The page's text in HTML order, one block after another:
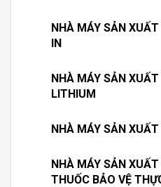
NHÀ MÁY SẢN
IN
NHÀ MÁY SẢN
LITHIUM
NHÀ MÁY SẢN XUẤT
NHÀ MÁY SẢN XUẤT
THUỐC BẢO VỆ